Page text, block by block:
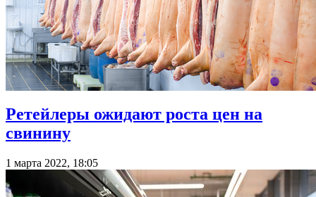
Ретейлеры ожидают роста цен на
свинину
1 марта 2022, 18:05